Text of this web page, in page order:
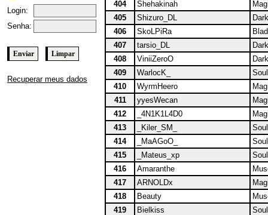
404
Shehakinah
405
Shizuro_DL
406
SkoLPiRa
407
tarsio_DL
408
ViniiZeroO
409
WarlocK_
410
WyrmHeero
411
yyesWecan
412
_4N1K1L4D0
413
_Kiler_SM_
414
_MaAGoO_
415
_Mateus_xp
416
Amaranthe
417
ARNOLDx
418
Beauty
419
Bielkiss
Login:
Senha:
Recuperar meus dados